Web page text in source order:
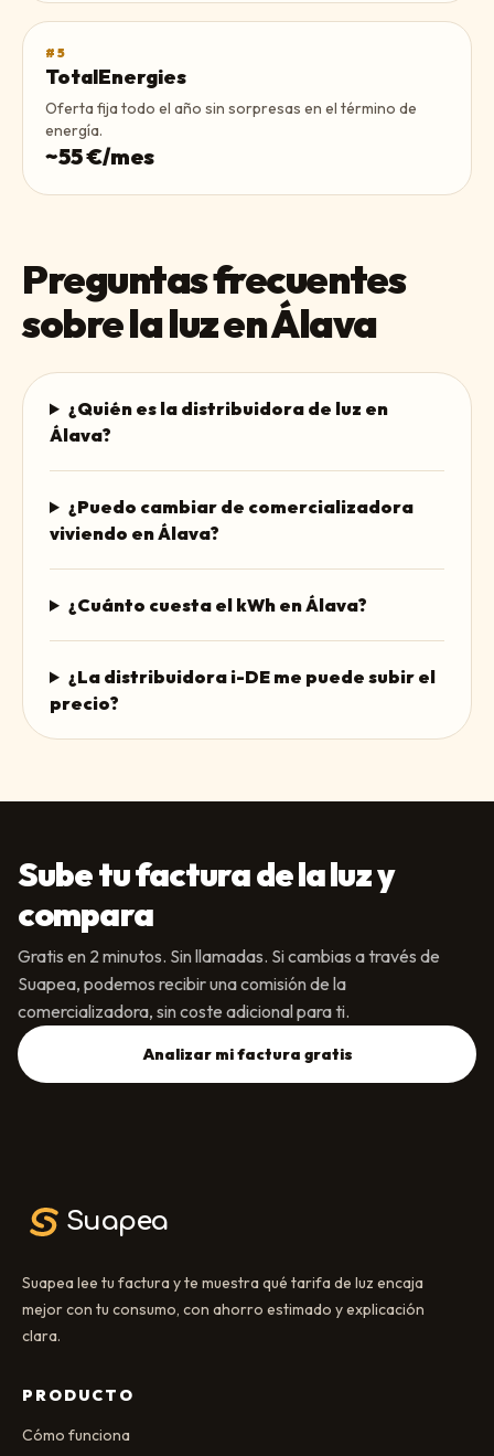
# 5
TotalEnergies
Oferta fija todo el año sin sorpresas en el término de
energía.
~55€/mes
Preguntas frecuentes
sobre la luz enÁlava
¿Quién es la distribuidora de luz en
Álava?
¿Puedo cambiar de comercializadora
viviendo en Álava?
¿Cuánto cuesta el kWh en Álava?
¿La distribuidora i-DE me puede subir el
precio?
Sube tu factura de la luz y
compara
Gratis en 2 minutos. Sin llamadas. Si cambias a través de
Suapea, podemos recibir una comisión de la
comercializadora, sin coste adicional para ti.
Analizar mi factura gratis
Suapea
Suapea lee tu factura y te muestra qué tarifa de luz encaja
mejor con tu consumo, con ahorro estimado y explicación
clara.
PRODUCTO
Cómo funciona